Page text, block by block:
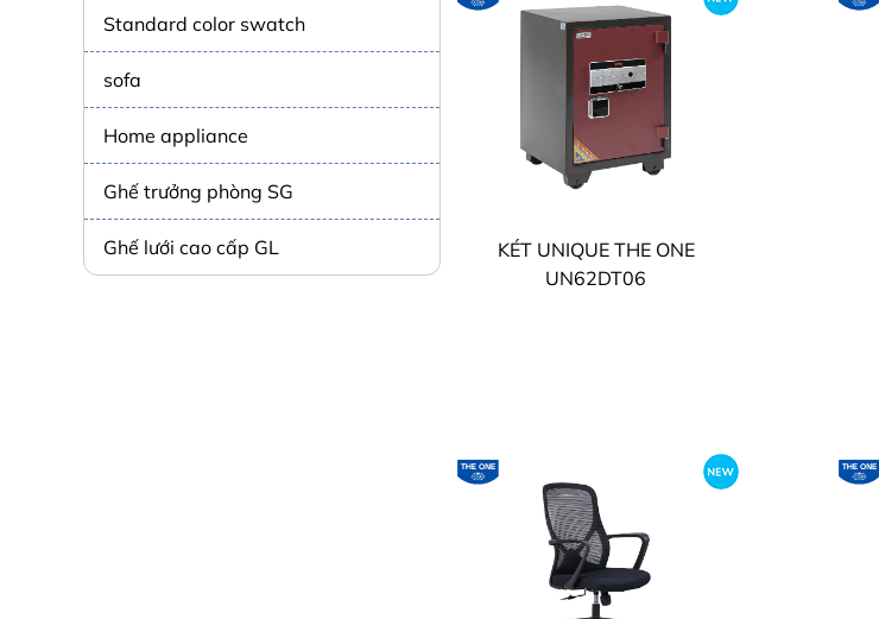
Standard color swatch
sofa
Home appliance
Ghế trưởng phòng SG
Ghế lưới cao cấp GL
KÉT UNIQUE THE ONE
UN62DT06